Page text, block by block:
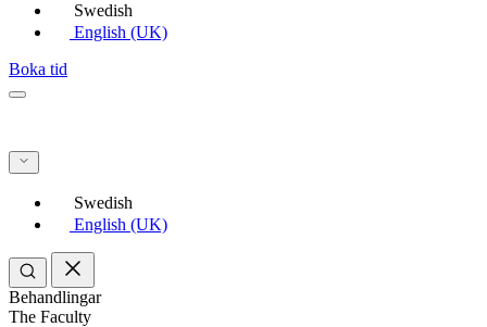
Swedish
English (UK)
Boka tid
Swedish
English (UK)
Behandlingar
The Faculty